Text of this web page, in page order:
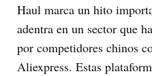
Haul marca un hito
adentra en un sector que
por competidores chinos
Aliexpress. Estas